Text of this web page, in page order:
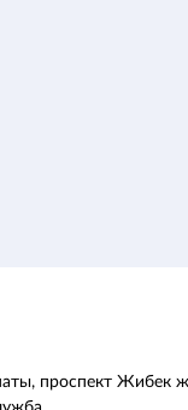
проспект Жибек